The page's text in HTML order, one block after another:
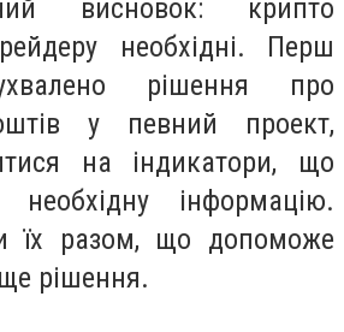
висновок: крипто
необхідні. Перш
рішення про
у певний проект,
на індикатори, що
інформацію.
їх разом, що допоможе
рішення.